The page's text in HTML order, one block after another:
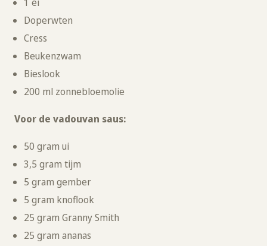
Doperwten
Cress
Beukenzwam
Bieslook
200 ml zonnebloemolie
Voor de vadouvan saus:
50 gram ui
3,5 gram tijm
5 gram gember
5 gram knoflook
25 gram Granny Smith
25 gram ananas